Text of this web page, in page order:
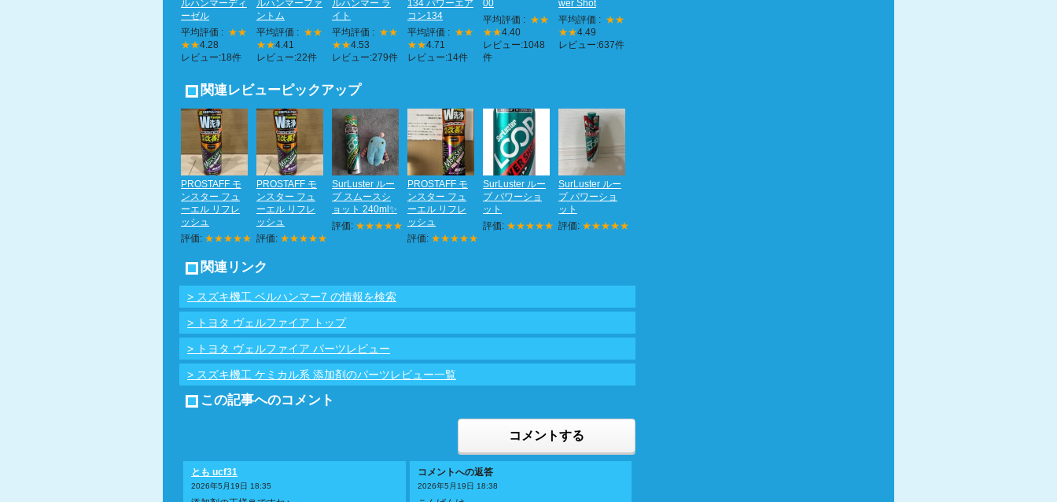
ルハンマーディ
ーゼル
平均評価 : ★★
★★4.28
レビュー:18件
ルハンマーファ
ントム
平均評価 : ★★
★★4.41
レビュー:22件
ルハンマー ラ
イト
平均評価 : ★★
★★4.53
レビュー:279件
134 パワーエア
コン134
平均評価 : ★★
★★4.71
レビュー:14件
00
平均評価 : ★★
★★4.40
レビュー:1048
件
wer Shot
平均評価 : ★★
★★4.49
レビュー:637件
関連レビューピックアップ
PROSTAFF モ
ンスター フュ
ーエル リフレ
ッシュ
評価: ★★★★★
PROSTAFF モ
ンスター フュ
ーエル リフレ
ッシュ
評価: ★★★★★
SurLuster ルー
プ スムースシ
ョット 240ml✨
評価: ★★★★★
PROSTAFF モ
ンスター フュ
ーエル リフレ
ッシュ
評価: ★★★★★
SurLuster ルー
プ パワーショ
ット
評価: ★★★★★
SurLuster ルー
プ パワーショ
ット
評価: ★★★★★
関連リンク
> スズキ機工 ベルハンマー7 の情報を検索
> トヨタ ヴェルファイア トップ
> トヨタ ヴェルファイア パーツレビュー
> スズキ機工 ケミカル系 添加剤のパーツレビュー一覧
この記事へのコメント
コメントする
とも ucf31
2026年5月19日 18:35
コメントへの返答
2026年5月19日 18:38